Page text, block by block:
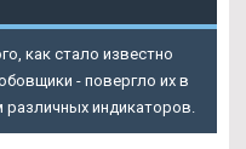
как стало известно
- повергло их в
индикаторов.